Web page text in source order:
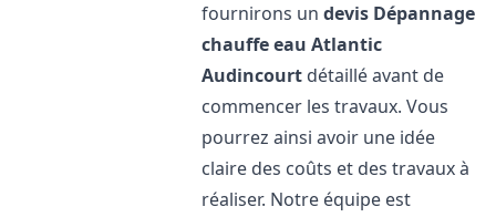
fournirons undevis Dépannage
chauffe eau Atlantic
Audincourt détaillé avant de
commencer les travaux. Vous
pourrez ainsi avoir une idée
claire des coûts et des travaux à
réaliser. Notre équipe est